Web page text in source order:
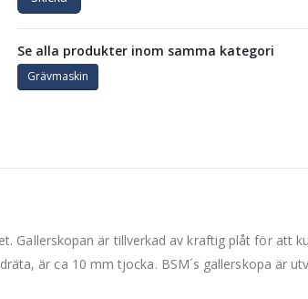
Se alla produkter inom samma kategori
Grävmaskin
Gallerskopan är tillverkad av kraftig plåt för att
är ca 10 mm tjocka. BSM´s gallerskopa är